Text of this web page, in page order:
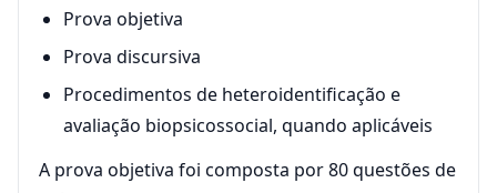
Prova objetiva
Prova discursiva
Procedimentos de heteroidentificação e
avaliação biopsicossocial, quando aplicáveis
A prova objetiva foi composta por 80 questões de